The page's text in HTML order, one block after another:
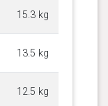
15.3 kg
13.5 kg
12.5 kg